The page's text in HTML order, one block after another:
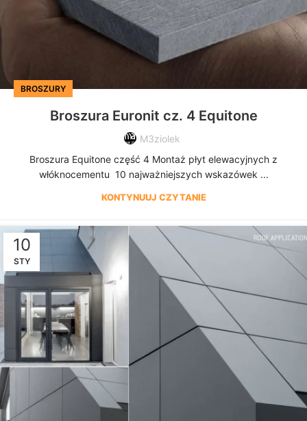
BROSZURY
Broszura Euronit cz. 4 Equitone
M3ziolek
Broszura Equitone część 4 Montaż płyt elewacyjnych z
włóknocementu 10 najważniejszych wskazówek ...
KONTYNUUJ CZYTANIE
10
STY